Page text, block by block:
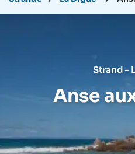
Schließen
Strand -
Anse